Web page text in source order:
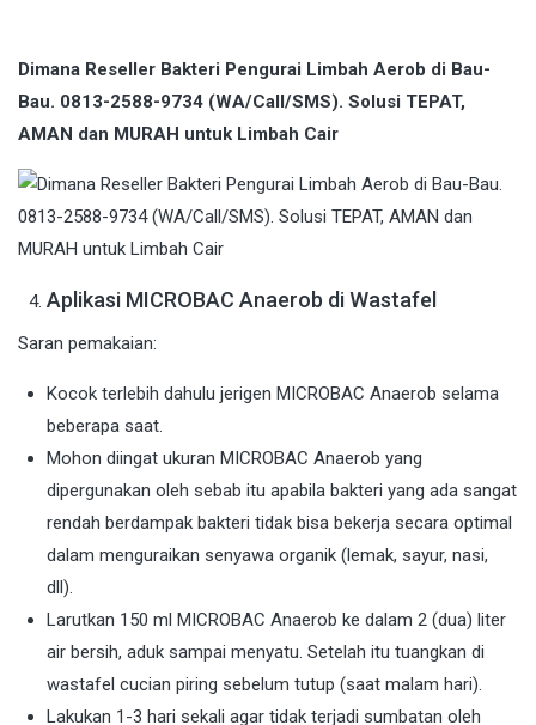
Dimana Reseller Bakteri Pengurai Limbah Aerob di Bau-
Bau. 0813-2588-9734 (WA/Call/SMS). Solusi TEPAT,
AMAN dan MURAH untuk Limbah Cair
Aplikasi MICROBAC Anaerob di Wastafel
Saran pemakaian:
Kocok terlebih dahulu jerigen MICROBAC Anaerob selama
beberapa saat.
Mohon diingat ukuran MICROBAC Anaerob yang
dipergunakan oleh sebab itu apabila bakteri yang ada sangat
rendah berdampak bakteri tidak bisa bekerja secara optimal
dalam menguraikan senyawa organik (lemak, sayur, nasi,
dll).
Larutkan 150 ml MICROBAC Anaerob ke dalam 2 (dua) liter
air bersih, aduk sampai menyatu. Setelah itu tuangkan di
wastafel cucian piring sebelum tutup (saat malam hari).
Lakukan 1-3 hari sekali agar tidak terjadi sumbatan oleh